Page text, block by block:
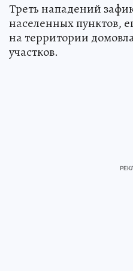
Треть нападений
населенных пунктов,
на территории
участков.